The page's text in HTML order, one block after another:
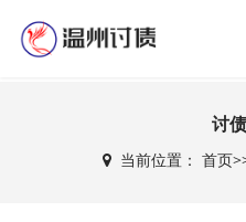
讨
当前位置： 首页